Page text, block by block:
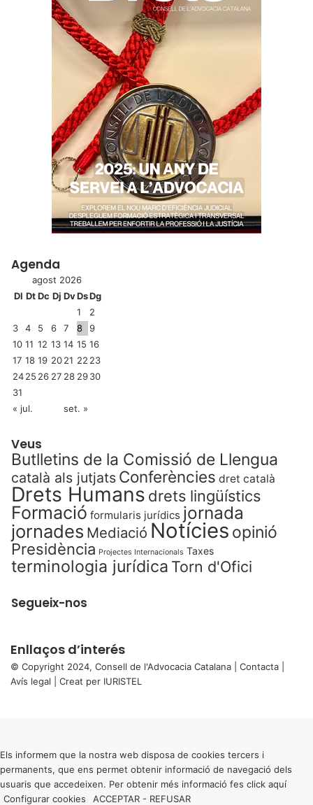
Agenda
agost 2026
Dl DtDc Dj DvDsDg
1
2
3
4 5 6 7 8
9
10 11 12 13 14 15 16
17 18 19 2021 22 23
2425 26 27 28 2930
31
« jul.
set. »
Veus
Butlletins de la Comissió de Llengua
català als jutjats Conferències dret català
Drets Humans drets lingüístics
Formació formularis jurídics jornada
jornades Mediació Notícies opinió
Presidència Projectes Internacionals Taxes
terminologia jurídica Torn d'Ofici
Segueix-nos
Enllaços d’interés
© Copyright 2024, Consell de l'Advocacia Catalana | Contacta
Avís legal | Creat per IURISTEL
button
Els informem que la nostra web disposa de cookies tercers i
permanents, que ens permet obtenir informació de navegació dels
usuaris que accedeixen. Per obtenir més informació fes click aquí
Configurar cookies
ACCEPTAR - REFUSAR